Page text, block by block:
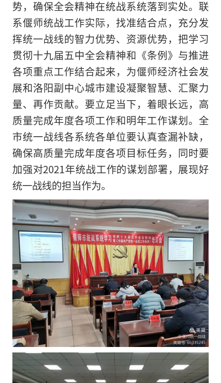
势，确保全会精神在统战系统落到实处。联
系偃师统战工作实际，找准结合点，充分发
挥统一战线的智力优势、资源优势，把学习
贯彻十九届五中全会精神和《条例》与推进
各项重点工作结合起来，为偃师经济社会发
展和洛阳副中心城市建设凝聚智慧、汇聚力
量、再作贡献。要立足当下，着眼长远，高
质量完成年度各项工作和明年工作谋划。全
市统一战线各系统各单位要认真查漏补缺，
确保高质量完成年度各项目标任务，同时要
加强对2021年统战工作的谋划部署，展现好
统一战线的担当作为。